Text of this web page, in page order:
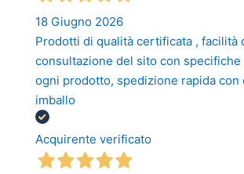
18 Giugno 2026
Prodotti di qualità certificata , facilità
consultazione del sito con specifiche
ogni prodotto, spedizione rapida con
imballo
Acquirente verificato